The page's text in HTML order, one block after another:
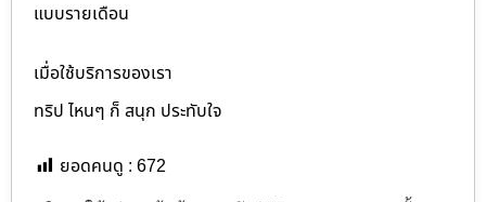
แบบรายเดือน
เมื่อใช้บริการของเรา
ทริป ไหนๆ ก็ สนุก ประทับใจ
ยอดคนดู : 672